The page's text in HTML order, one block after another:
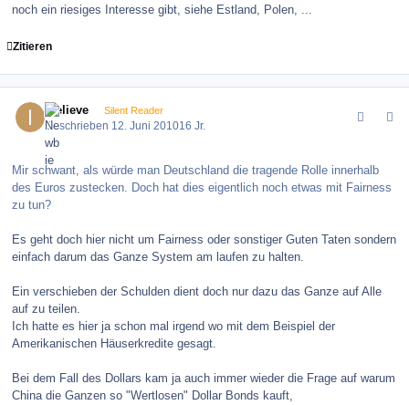
noch ein riesiges Interesse gibt, siehe Estland, Polen, ...
Zitieren
ibelieve Silent Reader
Geschrieben 12. Juni 201016 Jr.
Mir schwant, als würde man Deutschland die tragende Rolle innerhalb
des Euros zustecken. Doch hat dies eigentlich noch etwas mit Fairness
zu tun?
Es geht doch hier nicht um Fairness oder sonstiger Guten Taten sondern
einfach darum das Ganze System am laufen zu halten.
Ein verschieben der Schulden dient doch nur dazu das Ganze auf Alle
auf zu teilen.
Ich hatte es hier ja schon mal irgend wo mit dem Beispiel der
Amerikanischen Häuserkredite gesagt.
Bei dem Fall des Dollars kam ja auch immer wieder die Frage auf warum
China die Ganzen so "Wertlosen" Dollar Bonds kauft,